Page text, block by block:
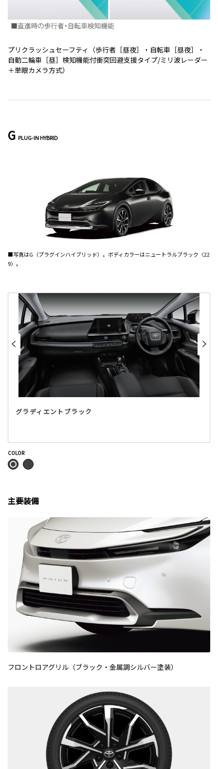
プリクラッシュセーフティ（歩行者［昼夜］・自転車［昼夜］・
自動二輪車［昼］検知機能付衝突回避支援タイプ/ミリ波レーダー
＋単眼カメラ方式）
G PLUG-IN HYBRID
■写真はG（プラグインハイブリッド）。ボディカラーはニュートラルブラック〈22
9〉。
グラディエントブラック
COLOR
主要装備
フロントロアグリル（ブラック・金属調シルバー塗装）